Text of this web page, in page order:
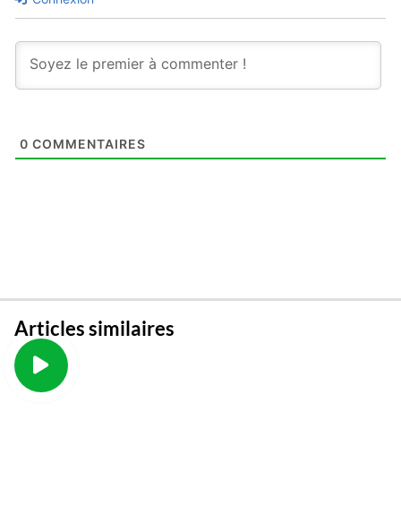
0 COMMENTAIRES
Articles similaires